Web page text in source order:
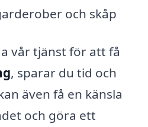
och skåp
vår tjänst för att få
, sparar du tid och
även få en känsla
och göra ett